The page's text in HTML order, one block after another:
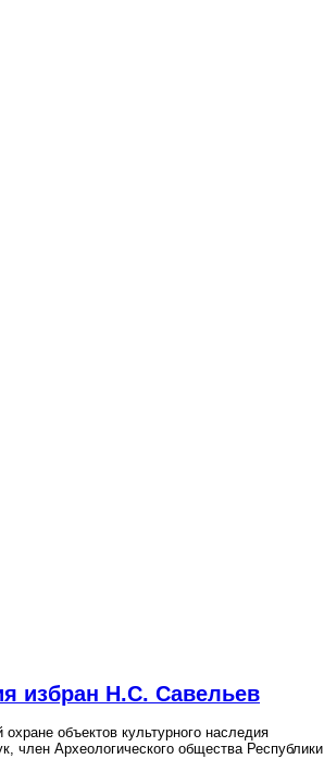
избран Н.С. Савельев
объектов культурного наследия
член Археологического общества Республики